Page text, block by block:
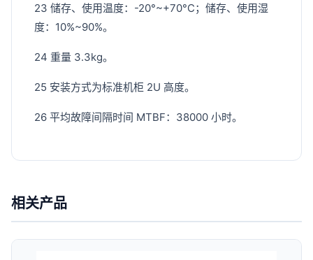
23 储存、使用温度：-20°~+70°C；储存、使用湿
度：10%~90%。
24 重量 3.3kg。
25 安装方式为标准机柜 2U 高度。
26 平均故障间隔时间 MTBF：38000 小时。
相关产品